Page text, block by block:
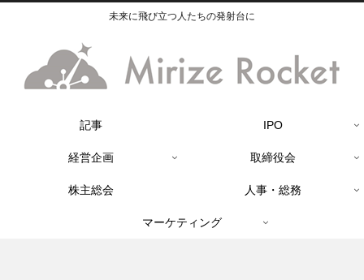
未来に飛び立つ人たちの発射台に
記事 IPO
経営企画 取締役会
株主総会 人事・総務
マーケティング